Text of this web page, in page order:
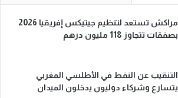
مراكش تستعد لتنظيم جيتيكس إفريقيا 2026
بصفقات تتجاوز 118 مليون درهم
التنقيب عن النفط في الأطلسي المغربي
يتسارع وشركاء دوليون يدخلون الميدان